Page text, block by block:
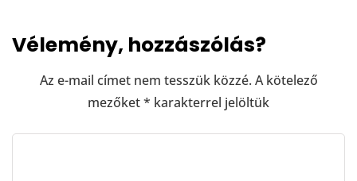
Vélemény, hozzászólás?
Az e-mail címet nem tesszük közzé. A kötelező
mezőket* karakterrel jelöltük